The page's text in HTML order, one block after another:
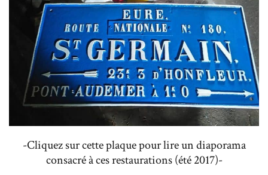
-Cliquez sur cette plaque pour lire un diaporama
consacré à ces restaurations (été 2017)-